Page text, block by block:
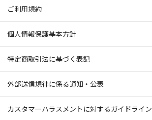
ご利用規約
個人情報保護基本方針
特定商取引法に基づく表記
外部送信規律に係る通知・公表
カスタマーハラスメントに対するガイドライン